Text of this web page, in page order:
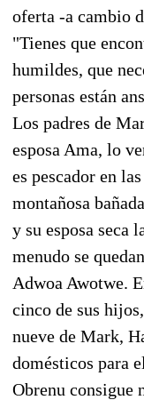
oferta -a cambio
"Tienes que
humildes, que
personas están
Los padres de
esposa Ama, lo
es pescador en
montañosa
y su esposa seca
menudo se
Adwoa Awotwe.
cinco de sus
nueve de Mark,
domésticos para
Obrenu consigue